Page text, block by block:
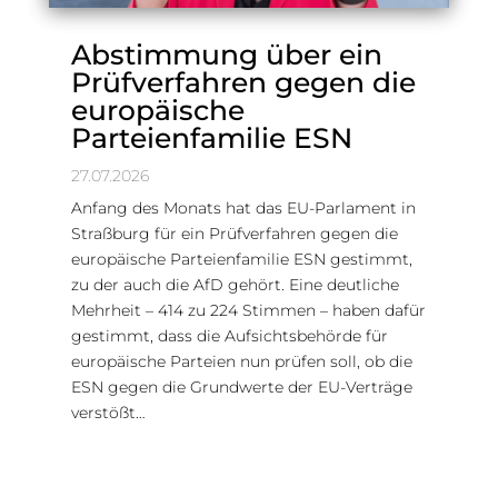
Abstimmung über ein
Prüfverfahren gegen die
europäische
Parteienfamilie ESN
27.07.2026
Anfang des Monats hat das EU-Parlament in
Straßburg für ein Prüfverfahren gegen die
europäische Parteienfamilie ESN gestimmt,
zu der auch die AfD gehört. Eine deutliche
Mehrheit – 414 zu 224 Stimmen – haben dafür
gestimmt, dass die Aufsichtsbehörde für
europäische Parteien nun prüfen soll, ob die
ESN gegen die Grundwerte der EU-Verträge
verstößt…